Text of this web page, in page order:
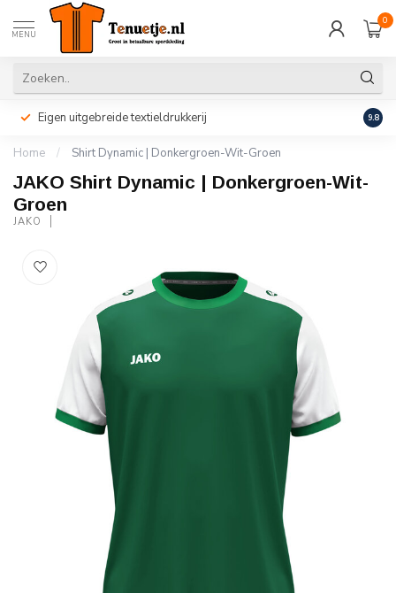
MENU
0
Eigen uitgebreide textieldrukkerij 9.8
Home / Shirt Dynamic | Donkergroen-Wit-Groen
JAKO Shirt Dynamic | Donkergroen-Wit-
Groen
JAKO